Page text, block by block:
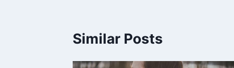
Similar Posts